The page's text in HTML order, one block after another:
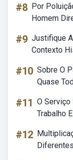
#8 Por
Homem
#9 Justifique
Contexto
#10 Sobre O
Quase
#11 O Serviço
Trabalho
#12